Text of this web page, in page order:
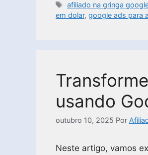
afiliado na gringa
em dolar, google ads para
usando
outubro 10, 2025 Por
Neste artigo, vamos